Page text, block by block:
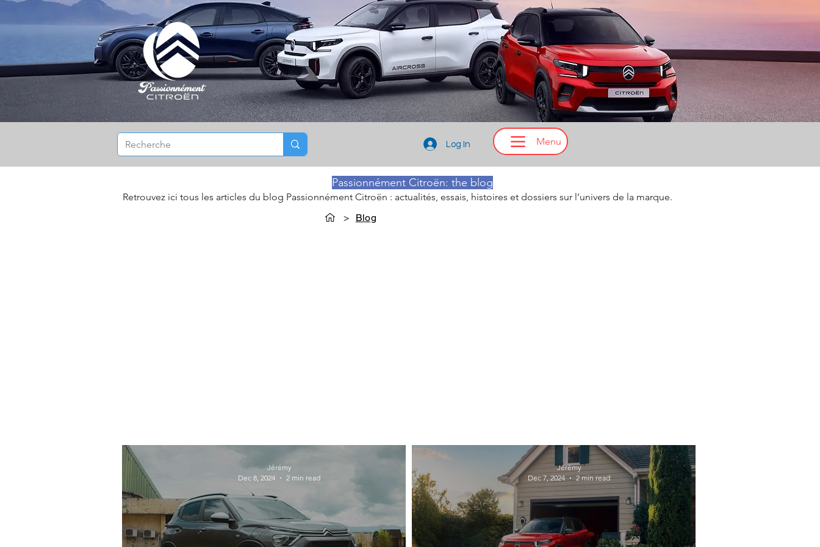
Log In
Passionnément Citroën: the blog
Retrouvez ici tous les articles du blog Passionnément Citroën : actualités, essais, histoires et dossiers sur l’univers de la marque.
>
Blog
Jérémy
Dec 8, 2024
2 min read
Jérémy
Dec 7, 2024
2 min read
Menu